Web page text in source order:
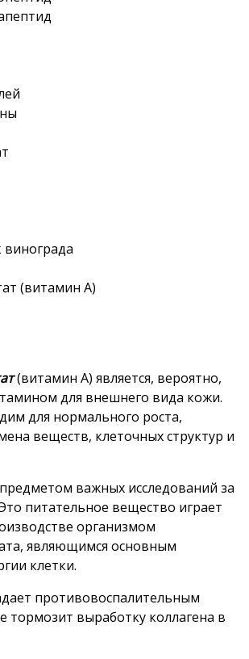
винограда
(витамин А)
(витамин А) является, вероятно,
для внешнего вида кожи.
для нормального роста,
веществ, клеточных структур и
важных исследований за
питательное вещество играет
организмом
являющимся основным
клетки.
противовоспалительным
тормозит выработку коллагена в